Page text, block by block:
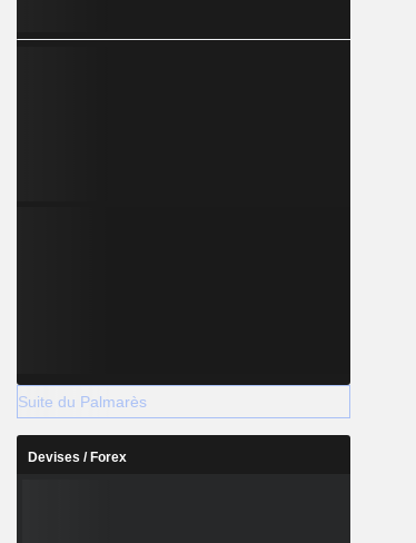
Suite du Palmarès
Devises / Forex